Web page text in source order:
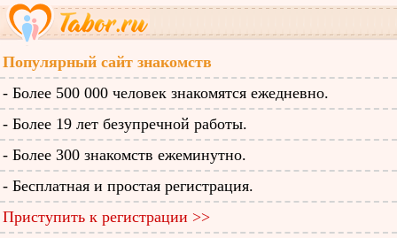
Популярный сайт знакомств
- Более 500 000 человек знакомятся ежедневно.
- Более 19 лет безупречной работы.
- Более 300 знакомств ежеминутно.
- Бесплатная и простая регистрация.
Приступить к регистрации >>